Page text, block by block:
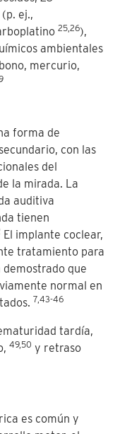
ej.,
25,26),
ambientales
mercurio,
forma de
con las
del
la mirada. La
auditiva
tienen
El implante coclear,
tratamiento para
que
normal en
7,43-46
tardía,
49,50 y retraso
es común y